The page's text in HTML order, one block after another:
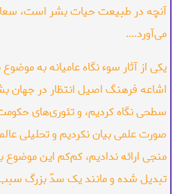
آنچه در طبیعت حیات بشر است،
می‌آورد....
یکی از آثار سوء نگاه عامیانه به
اشاعه فرهنگ اصیل انتظار در جهان
سطحی نگاه کردیم، و تئوری‌های حکومت
صورت علمی بیان نکردیم و تحلیلی
منجی ارائه ندادیم، کم‌کم این موضوع
تبدیل شده و مانند یک سدّ بزرگ